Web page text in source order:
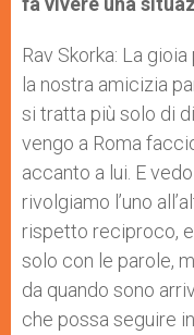
Rav Skorka: La
la nostra amicizia
si tratta più solo di
vengo a Roma
accanto a lui. E
rivolgiamo l’uno
rispetto reciproco,
solo con le parole,
da quando sono
che possa seguire